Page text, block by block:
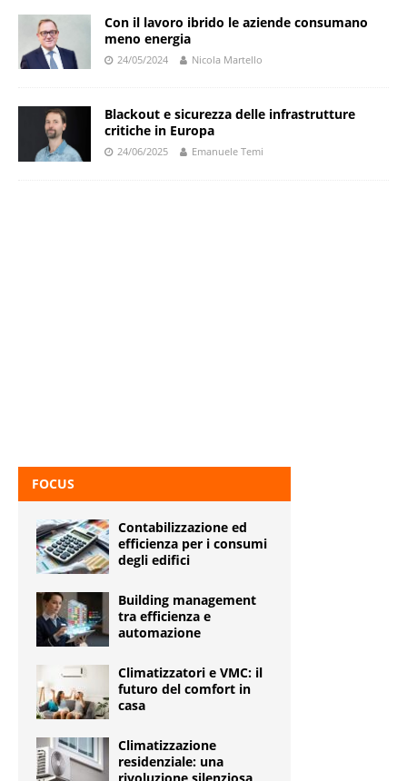
Con il lavoro ibrido le aziende consumano
meno energia
24/05/2024 Nicola Martello
Blackout e sicurezza delle infrastrutture
critiche in Europa
24/06/2025 Emanuele Temi
FOCUS
Contabilizzazione ed
efficienza per i consumi
degli edifici
Building management
tra efficienza e
automazione
Climatizzatori e VMC: il
futuro del comfort in
casa
Climatizzazione
residenziale: una
rivoluzione silenziosa